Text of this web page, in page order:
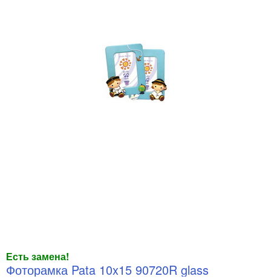
Есть замена!
Фоторамка Pata 10x15 90720R glass